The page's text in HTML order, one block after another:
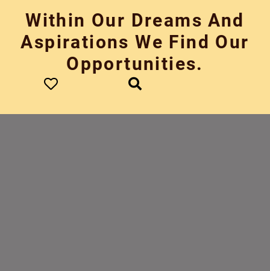
content
Within Our Dreams And
Aspirations We Find Our
Opportunities.